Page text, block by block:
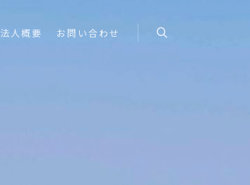
法人概要 お問い合わせ